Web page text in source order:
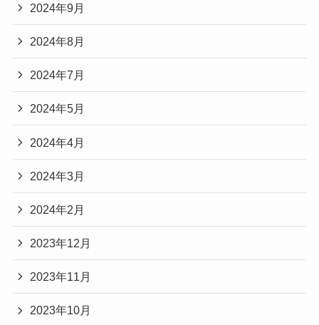
2024年9月
2024年8月
2024年7月
2024年5月
2024年4月
2024年3月
2024年2月
2023年12月
2023年11月
2023年10月